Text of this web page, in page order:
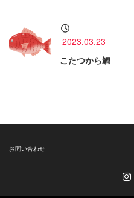
2023.03.23
こたつから鯛
お問い合わせ